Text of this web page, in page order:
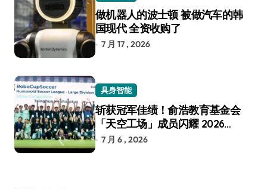
做机器人的波士顿 被做汽车的韩
国现代 全资收购了
7 月 17 , 2026
具身智能
斩获冠军佳绩！俞浩教育基金会
「天空工场」成员闪耀 2026
RoboCup 机器人世界杯
7 月 6 , 2026